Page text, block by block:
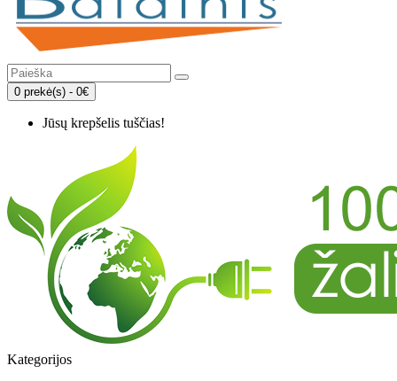
0 prekė(s) - 0€
Jūsų krepšelis tuščias!
Kategorijos